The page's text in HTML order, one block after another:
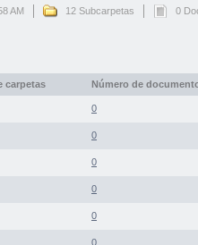
AM 12 Subcarpetas 0
carpetas Número de
0
0
0
0
0
0